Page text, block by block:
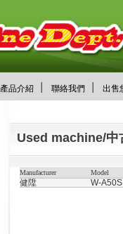
產品介紹 聯絡我們 出售
Used machine/中
Manufacturer Model
健陞 W-A50S